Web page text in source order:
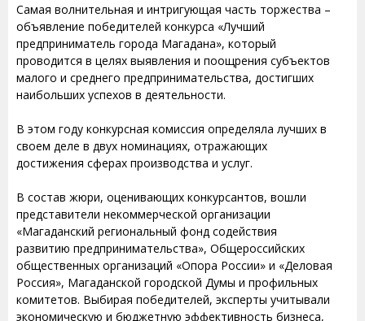
Самая волнительная и интригующая часть торжества –
объявление победителей конкурса «Лучший
предприниматель города Магадана», который
проводится в целях выявления и поощрения субъектов
малого и среднего предпринимательства, достигших
наибольших успехов в деятельности.
В этом году конкурсная комиссия определяла лучших в
своем деле в двух номинациях, отражающих
достижения сферах производства и услуг.
В состав жюри, оценивающих конкурсантов, вошли
представители некоммерческой организации
«Магаданский региональный фонд содействия
развитию предпринимательства», Общероссийских
общественных организаций «Опора России» и «Деловая
Россия», Магаданской городской Думы и профильных
комитетов. Выбирая победителей, эксперты учитывали
экономическую и бюджетную эффективность бизнеса,